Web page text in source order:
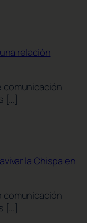
relación
comunicación
[…]
la Chispa en
comunicación
[…]